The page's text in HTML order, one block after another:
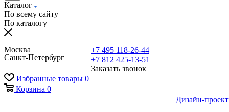
Каталог
По всему сайту
По каталогу
Москва
Санкт-Петербург
+7 495 118-26-44
+7 812 425-13-51
Заказать звонок
Избранные товары 0
Корзина 0
Дизайн-